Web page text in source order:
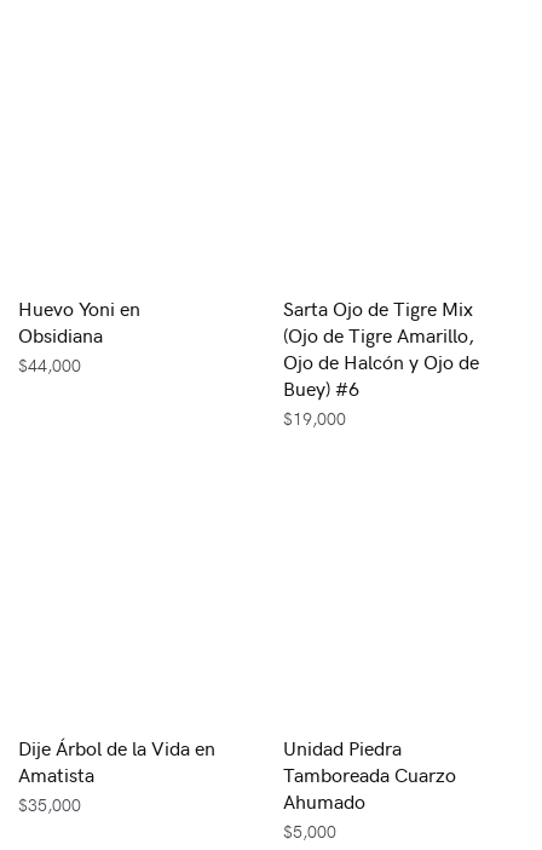
Huevo Yoni en
Obsidiana
$44,000
Sarta Ojo de Tigre Mix
(Ojo de Tigre Amarillo,
Ojo de Halcón y Ojo de
Buey) #6
$19,000
Dije Árbol de la Vida en
Amatista
$35,000
Unidad Piedra
Tamboreada Cuarzo
Ahumado
$5,000